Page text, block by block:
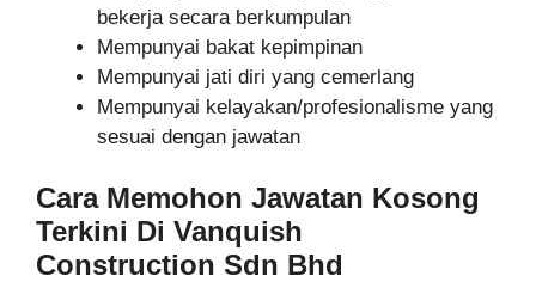
bekerja secara berkumpulan
Mempunyai bakat kepimpinan
Mempunyai jati diri yang cemerlang
Mempunyai kelayakan/profesionalisme yang
sesuai dengan jawatan
Cara Memohon Jawatan Kosong
Terkini Di Vanquish
Construction Sdn Bhd